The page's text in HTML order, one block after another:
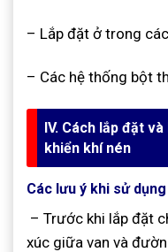
– Lắp đặt ở trong
– Các hệ thống bột
IV. Cách lắp đặt
khiển khí nén
Các lưu ý khi sử
– Trước khi lắp đặt
xúc giữa van và